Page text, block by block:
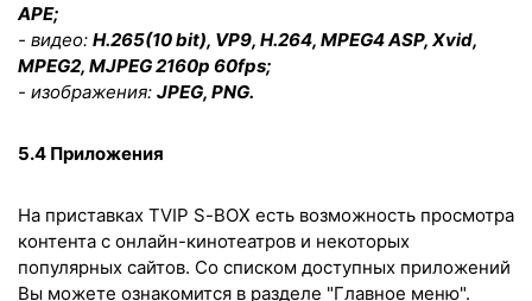
APE;
- видео: H.265(10 bit), VP9, H.264, MPEG4 ASP, Xvid,
MPEG2, MJPEG 2160p 60fps;
- изображения: JPEG, PNG.
5.4 Приложения
На приставках TVIP S-BOX есть возможность просмотра
контента с онлайн-кинотеатров и некоторых
популярных сайтов. Со списком доступных приложений
Вы можете ознакомится в разделе "Главное меню".